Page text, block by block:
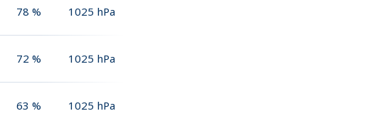
78 % 1025 hPa
72 % 1025 hPa
63 % 1025 hPa